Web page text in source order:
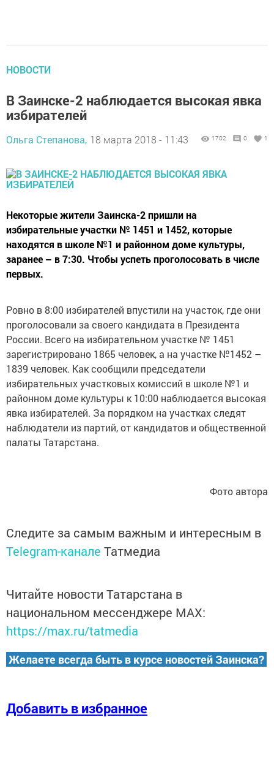
НОВОСТИ
В Заинске-2 наблюдается высокая явка
избирателей
Ольга Степанова, 18 марта 2018 - 11:43 1702 0 1
Некоторые жители Заинска-2 пришли на
избирательные участки № 1451 и 1452, которые
находятся в школе №1 и районном доме культуры,
заранее – в 7:30. Чтобы успеть проголосовать в числе
первых.
Ровно в 8:00 избирателей впустили на участок, где они
проголосовали за своего кандидата в Президента
России. Всего на избирательном участке № 1451
зарегистрировано 1865 человек, а на участке №1452 –
1839 человек. Как сообщили председатели
избирательных участковых комиссий в школе №1 и
районном доме культуры к 10:00 наблюдается высокая
явка избирателей. За порядком на участках следят
наблюдатели из партий, от кандидатов и общественной
палаты Татарстана.
Фото автора
Следите за самым важным и интересным в
Telegram-канале Татмедиа
Читайте новости Татарстана в
национальном мессенджере MАХ:
https://max.ru/tatmedia
Желаете всегда быть в курсе новостей Заинска?
Добавить в избранное